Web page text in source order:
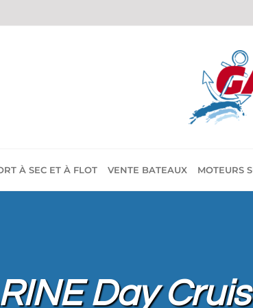
À SEC ET À FLOT VENTE BATEAUX MOTEURS
Day